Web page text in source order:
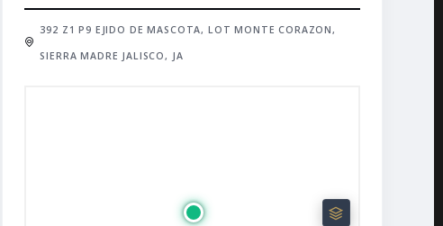
392 Z1 P9 EJIDO DE MASCOTA, LOT MONTE CORAZON,
SIERRA MADRE JALISCO, JA